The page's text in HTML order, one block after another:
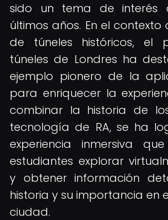
sido un tema de interés
últimos años. En el
de túneles históricos, el
túneles de Londres ha
ejemplo pionero de la
para enriquecer la
combinar la historia de
tecnología de RA, se ha
experiencia inmersiva
estudiantes explorar
y obtener información
historia y su importancia en
ciudad.